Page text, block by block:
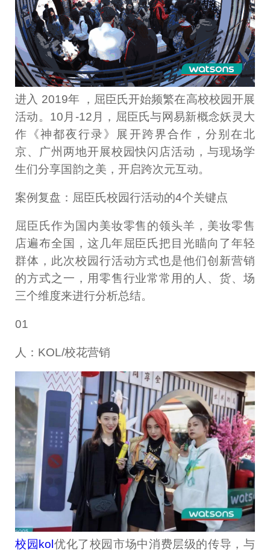
进入 2019年 ，屈臣氏开始频繁在高校校园开展
活动。10月-12月，屈臣氏与网易新概念妖灵大
作《神都夜行录》展开跨界合作，分别在北
京、广州两地开展校园快闪店活动，与现场学
生们分享国韵之美，开启跨次元互动。
案例复盘：屈臣氏校园行活动的4个关键点
屈臣氏作为国内美妆零售的领头羊，美妆零售
店遍布全国，这几年屈臣氏把目光瞄向了年轻
群体，此次校园行活动方式也是他们创新营销
的方式之一，用零售行业常常用的人、货、场
三个维度来进行分析总结。
01
人：KOL/校花营销
校园kol优化了校园市场中消费层级的传导，与